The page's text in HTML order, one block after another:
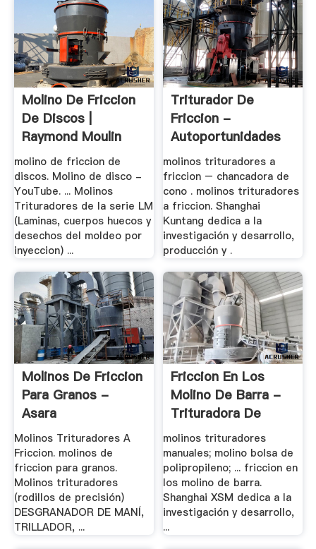
Molino De Friccion
De Discos |
Raymond Moulin
molino de friccion de
discos. Molino de disco -
YouTube. ... Molinos
Trituradores de la serie LM
(Laminas, cuerpos huecos y
desechos del moldeo por
inyeccion) ...
Triturador De
Friccion -
Autoportunidades
molinos trituradores a
friccion – chancadora de
cono . molinos trituradores
a friccion. Shanghai
Kuntang dedica a la
investigación y desarrollo,
producción y .
Molinos De Friccion
Para Granos -
Asara
Molinos Trituradores A
Friccion. molinos de
friccion para granos.
Molinos trituradores
(rodillos de precisión)
DESGRANADOR DE MANÍ,
TRILLADOR, ...
Friccion En Los
Molino De Barra -
Trituradora De
Cono
molinos trituradores
manuales; molino bolsa de
polipropileno; ... friccion en
los molino de barra.
Shanghai XSM dedica a la
investigación y desarrollo,
...